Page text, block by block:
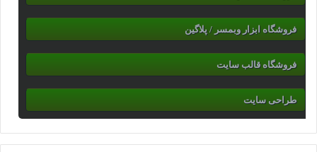
فروشگاه ابزار وبمسر / پلاگین
فروشگاه قالب سایت
طراحی سایت